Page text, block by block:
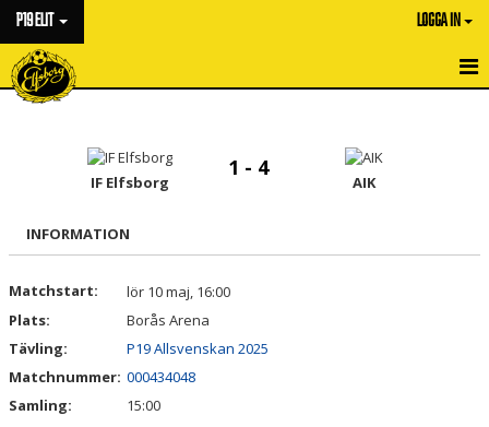
P19 ELIT LOGGA IN
HEM
MATCHER
TRUPPEN
BILDGALLERI
IF Elfsborg
1 - 4
AIK
INFORMATION
Matchstart:
lör 10 maj, 16:00
Plats:
Borås Arena
Tävling:
P19 Allsvenskan 2025
Matchnummer: 000434048
Samling:
15:00